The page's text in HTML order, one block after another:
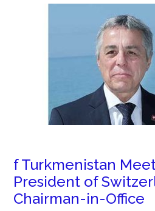
f Turkmenistan
President of
Chairman-in-Office